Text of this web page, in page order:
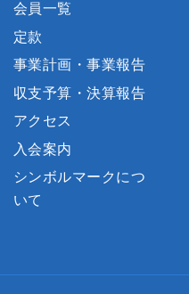
会員一覧
定款
事業計画・事業報告
収支予算・決算報告
アクセス
入会案内
シンボルマークにつ
いて